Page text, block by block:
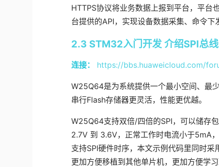
HTTPS协议将业务数据上报到平台，平台
台提供的API，实现设备数据采集、命令下
2.3 STM32入门开发 介绍SPI总
连接： https://bbs.huaweicloud.com/
W25Q64是为系统提供一个最小空间、最
串行Flash存储器更灵活，性能更优越。
W25Q64支持双倍/四倍的SPI，可以储存
2.7V 到 3.6V，正常工作时电流小于5mA
支持SPI硬件时序，本文示例代码里同时
更加方便移植到其他单片机，更加方便学